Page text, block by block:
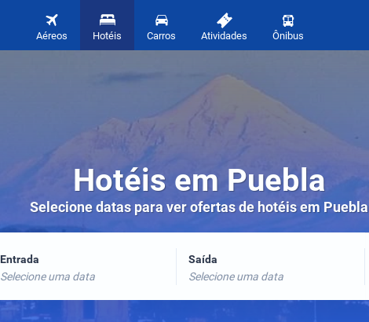
Aéreos Hotéis Carros Atividades Ônibus
Hotéis em Puebla
Selecione datas para ver ofertas de hotéis em Puebla
Entrada
Selecione uma data
Saída
Selecione uma data